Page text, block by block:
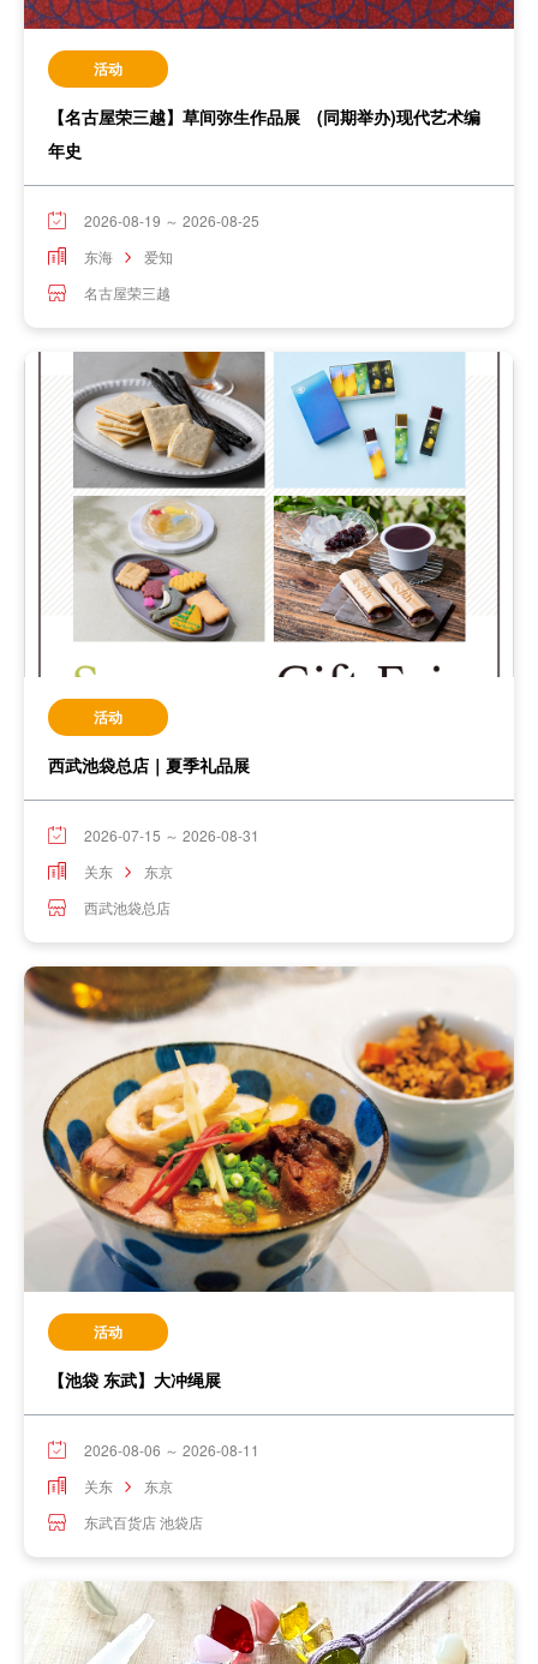
活动
【名古屋荣三越】草间弥生作品展 (同期举办)现代艺术编
年史
2026-08-19 ～ 2026-08-25
东海
爱知
名古屋荣三越
活动
西武池袋总店｜夏季礼品展
2026-07-15 ～ 2026-08-31
关东
东京
西武池袋总店
活动
【池袋 东武】大冲绳展
2026-08-06 ～ 2026-08-11
关东
东京
东武百货店 池袋店